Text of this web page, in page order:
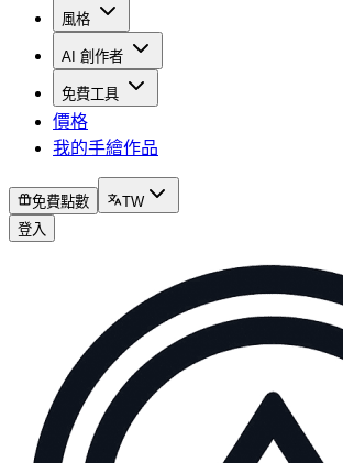
風格
AI 創作者
免費工具
價格
我的手繪作品
免費點數
TW
登入